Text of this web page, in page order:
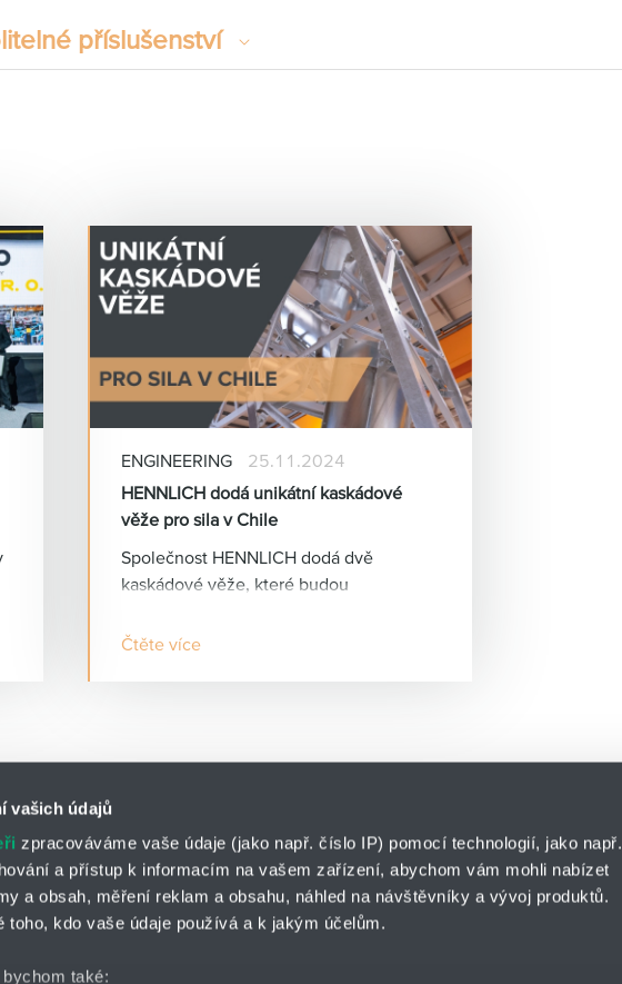
vašich údajů
zpracováváme vaše údaje (jako např. číslo IP) pomocí technologií, jako např.
a přístup k informacím na vašem zařízení, abychom vám mohli nabízet
a obsah, měření reklam a obsahu, náhled na návštěvníky a vývoj produktů.
toho, kdo vaše údaje používá a k jakým účelům.
také:
příslušenství
ENGINEERING
25.11.2024
HENNLICH dodá unikátní kaskádové
věže pro sila v Chile
Společnost HENNLICH dodá dvě
kaskádové věže, které budou
v Chile. Tyto věže, vyrobené z
Čtěte více
o.z. ENGINEERING
HENNLICH s.r.o.
Českolipská 9